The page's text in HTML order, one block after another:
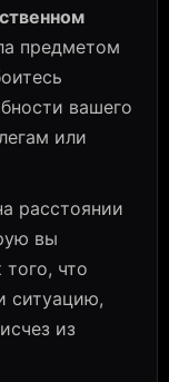
предметом
вашего
или
расстоянии
вы
что
ситуацию,
из